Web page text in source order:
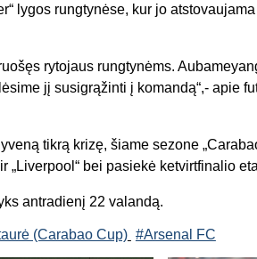
“ lygos rungtynėse, kur jo atstovaujama
rytojaus rungtynėms.
jį susigrąžinti į komandą“,- apie
tikrą krizę, šiame sezone „
ir „Liverpool “ bei pasiekė ketvirtfinalio
antradienį 22 valandą.
(Carabao Cup) #Arsenal FC